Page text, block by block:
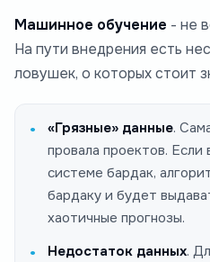
Машинное обучение - не
На пути внедрения есть
ловушек, о которых стоит
«Грязные» данные.
провала проектов. Если
системе бардак,
бардаку и будет
хаотичные прогнозы.
Недостаток данных.